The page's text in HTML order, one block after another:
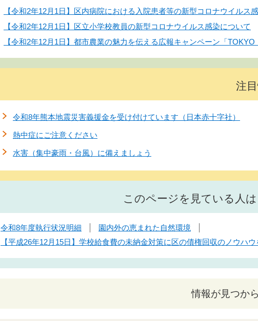
【令和2年12月1日】区内病院における入院患者等の新型コロナウイルス
【令和2年12月1日】区立小学校教員の新型コロナウイルス感染について
【令和2年12月1日】都市農業の魅力を伝える広報キャンペーン「
注
令和8年熊本地震災害義援金を受け付けています（日本赤十字社）
熱中症にご注意ください
水害（集中豪雨・台風）に備えましょう
このページを見ている人
令和8年度執行状況明細
園内外の恵まれた自然環境
【平成26年12月15日】学校給食費の未納金対策に区の債権回収のノウハ
情報が見つか